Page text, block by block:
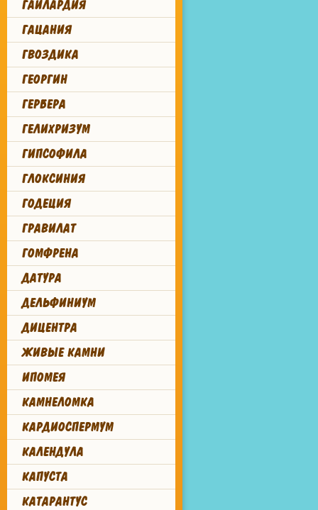
ГАИЛАРДИЯ
ГАЦАНИЯ
ГВОЗДИКА
ГЕОРГИН
ГЕРБЕРА
ГЕЛИХРИЗУМ
ГИПСОФИЛА
ГЛОКСИНИЯ
ГОДЕЦИЯ
ГРАВИЛАТ
ГОМФРЕНА
ДАТУРА
ДЕЛЬФИНИУМ
ДИЦЕНТРА
ЖИВЫЕ КАМНИ
ИПОМЕЯ
КАМНЕЛОМКА
КАРДИОСПЕРМУМ
КАЛЕНДУЛА
КАПУСТА
КАТАРАНТУС